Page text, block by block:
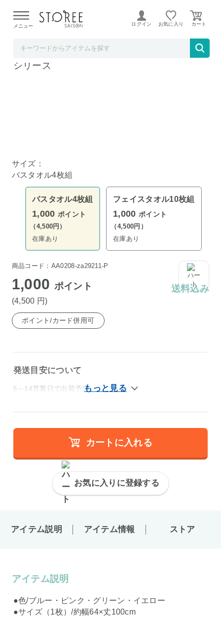
よる配送遅延が発生しております。
メニュー ログイン お気に入り
バスタオル 4枚組 今治産 ジャカード織タオル
シリーズ
サイズ：
バスタオル4枚組
バスタオル4枚組
1,000 ポイント
（4,500円）
在庫あり
フェイスタオル10枚組
1,000 ポイント
（4,500円）
在庫あり
商品コード：AA0208-za29211-P
1,000 ポイント
(4,500 円)
送料込み
ポイント/カード併用可
発送目安について
5～14営業日で出荷予定
カートに入れる
お気に入りに登録する
アイテム説明 アイテム情報 ストア
アイテム説明
●色/ブルー・ピンク・グリーン・イエロー
●サイズ（1枚）/約幅64×丈100cm